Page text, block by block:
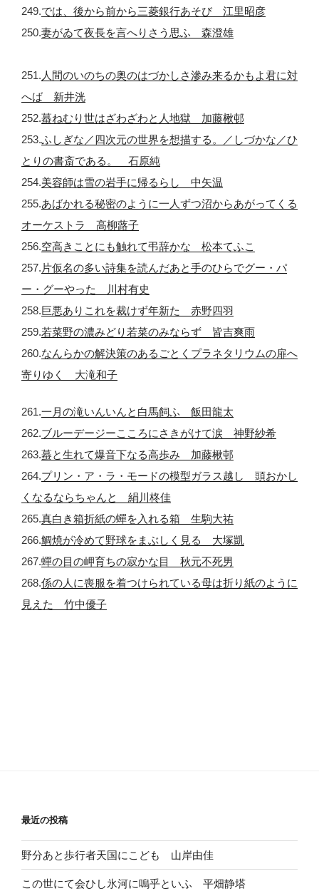
249.では、後から前から三菱銀行あそび 江里昭彦
250.妻がゐて夜長を言へりさう思ふ 森澄雄
251. 人間のいのちの奥のはづかしさ滲み来るかもよ君に対
へば 新井洸
252.蟇ねむり世はざわざわと人地獄 加藤楸邨
253.ふしぎな／四次元の世界を想描する。／しづかな／ひ
とりの書斎である。 石原純
254.美容師は雪の岩手に帰るらし 中矢温
255.あばかれる秘密のように一人ずつ沼からあがってくる
オーケストラ 高柳蕗子
256.空高きことにも触れて弔辞かな 松本てふこ
257. 片仮名の多い詩集を読んだあと手のひらでグー・パ
ー・グーやった 川村有史
258.巨悪ありこれを裁けず年新た 赤野四羽
259.若菜野の濃みどり若菜のみならず 皆吉爽雨
260.なんらかの解決策のあるごとくプラネタリウムの扉へ
寄りゆく 大滝和子
261.一月の滝いんいんと白馬飼ふ 飯田龍太
262.ブルーデージーこころにさきがけて涙 神野紗希
263.蟇と生れて爆音下なる高歩み 加藤楸邨
264.プリン・ア・ラ・モードの模型ガラス越し 頭おかし
くなるならちゃんと 絹川柊佳
265.真白き箱折紙の蟬を入れる箱 生駒大祐
266.鯛焼が冷めて野球をまぶしく見る 大塚凱
267.蟬の目の岬育ちの寂かな目 秋元不死男
268.係の人に喪服を着つけられている母は折り紙のように
見えた 竹中優子
最近の投稿
野分あと歩行者天国にこども 山岸由佳
この世にて会ひし氷河に嗚乎といふ 平畑静塔